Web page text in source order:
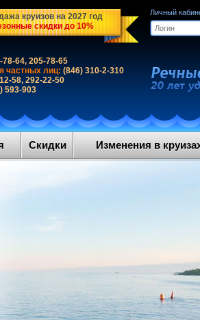
круизов на 2027 год
скидки до 10%
Личный
78-64, 205-78-65
частных лиц: (846) 310-2-310
58, 292-22-50
593-903
Скидки Изменения в